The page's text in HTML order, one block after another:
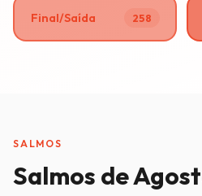
Final/Saída 258
SALMOS
Salmos de